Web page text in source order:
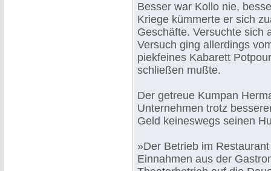
Besser war Kollo nie,
Kriege kümmerte er sich
Geschäfte. Versuchte sich
Versuch ging allerdings
piekfeines Kabarett
schließen mußte.
Der getreue Kumpan
Unternehmen trotz
Geld keineswegs seinen
»Der Betrieb im
Einnahmen aus der